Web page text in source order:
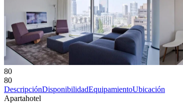
80
80
DescripciónDisponibilidadEquipamientoUbicación
Apartahotel